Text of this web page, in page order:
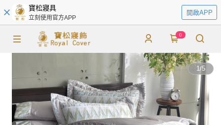
寶松寢具
立刻使用官方APP
開啟APP
0
1/5